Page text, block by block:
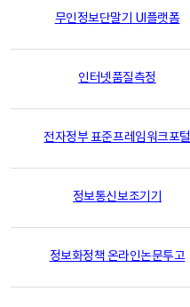
무인정보단말기 UI플랫폼
인터넷품질측정
전자정부 표준프레임워크포털
정보통신보조기기
정보화정책 온라인논문투고